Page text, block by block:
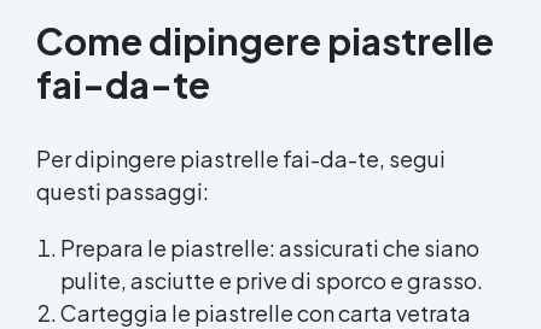
Come dipingere piastrelle
fai-da-te
Per dipingere piastrelle fai-da-te, segui
questi passaggi:
Prepara le piastrelle: assicurati che siano
pulite, asciutte e prive di sporco e grasso.
Carteggia le piastrelle con carta vetrata